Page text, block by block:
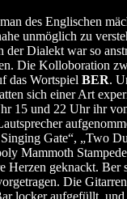
des Englischen
unmöglich zu
der Dialekt war so
Die Kolloboration
das Wortspiel BER.
sich einer Art
15 und 22 Uhr ihr
Gate“, „Two
Mammoth
Herzen geknackt.
Die
locker aufgefüllt,